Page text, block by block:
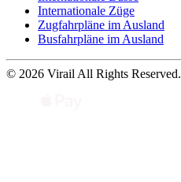
Internationale Züge
Zugfahrpläne im Ausland
Busfahrpläne im Ausland
© 2026 Virail All Rights Reserved.